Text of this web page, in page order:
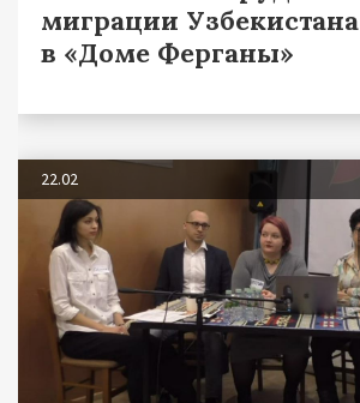
миграции Узбекистана
в «Доме Ферганы»
22.02